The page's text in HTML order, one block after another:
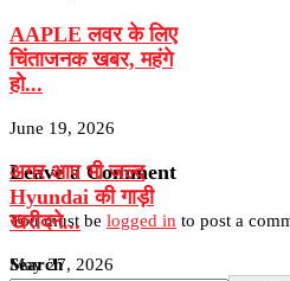
AAPLE लवर के लिए
चिंताजनक खबर, महंगे
हो...
June 19, 2026
अगर आप भी जल्द
Hyundai की गाड़ी
खरीदने...
May 27, 2026
Leave a Comment
You must be logged in to post a
Search